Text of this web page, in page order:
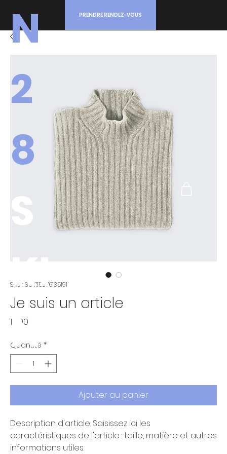
N
2
8
KI
N
PRENDRE RENDEZ-VOUS
SKU : 364115376135191
Je suis un article
10,00 $
Quantité *
Ajouter au panier
Description d'article. Saisissez ici les
caractéristiques de l'article : taille, matière et autres
informations utiles.